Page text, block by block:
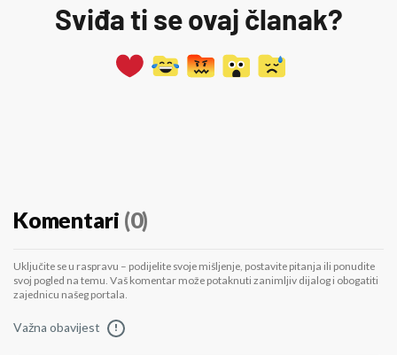
Sviđa ti se ovaj članak?
Komentari (0)
Uključite se u raspravu – podijelite svoje mišljenje, postavite pitanja ili ponudite
svoj pogled na temu. Vaš komentar može potaknuti zanimljiv dijalog i obogatiti
zajednicu našeg portala.
Važna obavijest !